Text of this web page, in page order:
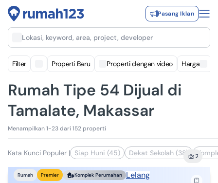
Pasang Iklan
Lokasi, keyword, area, project, developer
Filter Properti Baru Properti dengan video Harga
Rumah Tipe 54 Dijual di
Tamalate, Makassar
Menampilkan 1-23 dari 152 properti
Kata Kunci Populer | Siap Huni (45) Dekat Sekolah (38) 2
Rumah Premier Komplek Perumahan Lelang